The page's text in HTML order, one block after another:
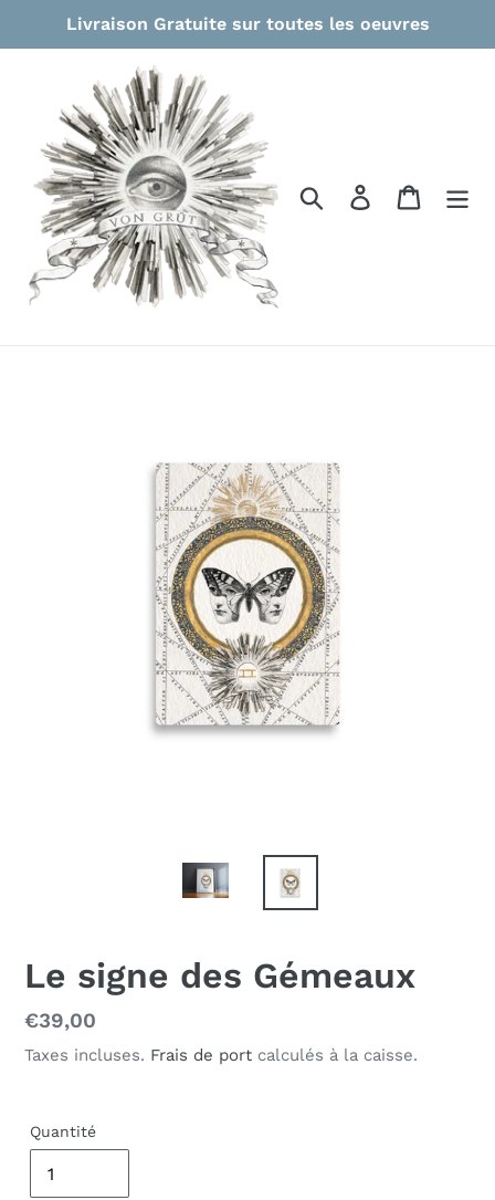
Livraison Gratuite sur toutes les oeuvres
RechercherSe connecter
Panier
Le signe des Gémeaux
Prix
normal
€39,00
Taxes incluses. Frais de port calculés à la caisse.
Quantité